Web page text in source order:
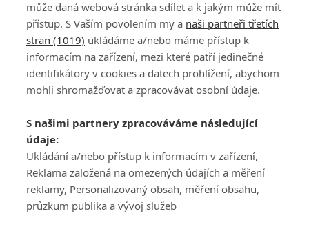
PŘIHLÁSIT
REGISTROVAT
DISKUZE
Šéfredaktorkou webu jePetr Slavík, e-mailserialy@fandimefilmu.cz
Máte-li zájem o inzerci na našem webu napište nám na e-mail
studio@koncal.com
Ochrana osobních údajů|Zásady používání cookies |Pravidla webu
Upravit nastavení soukromí
může daná webová stránka sdílet a k jakým může mít
přístup. S Vaším povolením my a naši partneři třetích
stran (1019) ukládáme a/nebo máme přístup k
informacím na zařízení, mezi které patří jedinečné
identifikátory v cookies a datech prohlížení, abychom
mohli shromažďovat a zpracovávat osobní údaje.
S našimi partnery zpracováváme následující
údaje:
Ukládání a/nebo přístup k informacím v zařízení,
Reklama založená na omezených údajích a měření
reklamy, Personalizovaný obsah, měření obsahu,
průzkum publika a vývoj služeb